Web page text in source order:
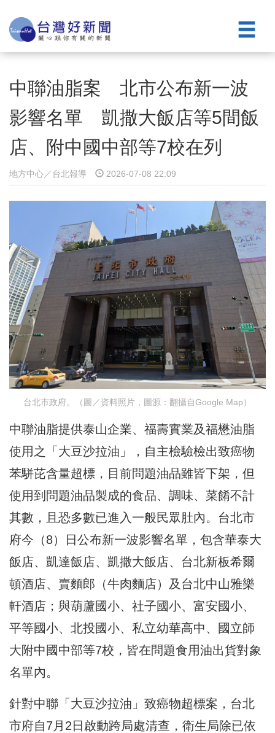
中聯油脂案 北市公布新一波
影響名單 凱撒大飯店等5間飯
店、附中國中部等7校在列
地方中心／台北報導 2026-07-08 22:09
台北市政府。（圖／資料照片，圖源：翻攝自Google Map）
中聯油脂提供泰山企業、福壽實業及福懋油脂
使用之「大豆沙拉油」，自主檢驗檢出致癌物
苯駢芘含量超標，目前問題油品雖皆下架，但
使用到問題油品製成的食品、調味、菜餚不計
其數，且恐多數已進入一般民眾肚內。台北市
府今（8）日公布新一波影響名單，包含華泰大
飯店、凱達飯店、凱撒大飯店、台北新板希爾
頓酒店、賣麵郎（牛肉麵店）及台北中山雅樂
軒酒店；與葫蘆國小、社子國小、富安國小、
平等國小、北投國小、私立幼華高中、國立師
大附中國中部等7校，皆在問題食用油出貨對象
名單內。
針對中聯「大豆沙拉油」致癌物超標案，台北
市府自7月2日啟動跨局處清查，衛生局除已依